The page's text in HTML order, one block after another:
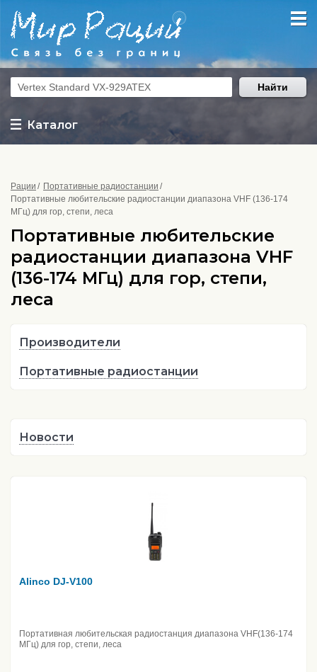
Каталог
Найти
Рации
Портативные радиостанции
Портативные любительские радиостанции диапазона VHF (136-174
МГц) для гор, степи, леса
Портативные любительские
радиостанции диапазона VHF
(136-174 МГц) для гор, степи,
леса
Производители
Портативные радиостанции
Новости
Alinco DJ-V100
Портативная любительская радиостанция диапазона VHF(136-174
МГц) для гор, степи, леса